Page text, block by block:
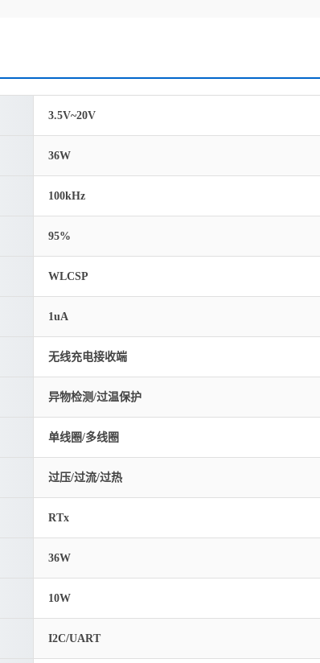
3.5V~20V
36W
100kHz
95%
WLCSP
1uA
无线充电接收端
异物检测/过温保护
单线圈/多线圈
过压/过流/过热
RTx
36W
10W
I2C/UART